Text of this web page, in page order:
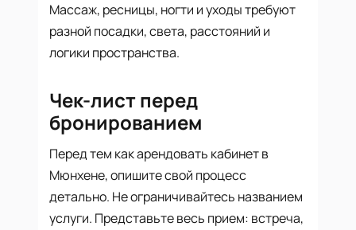
Массаж, ресницы, ногти и уходы требуют
разной посадки, света, расстояний и
логики пространства.
Чек-лист перед
бронированием
Перед тем как арендовать кабинет в
Мюнхене, опишите свой процесс
детально. Не ограничивайтесь названием
услуги. Представьте весь прием: встреча,